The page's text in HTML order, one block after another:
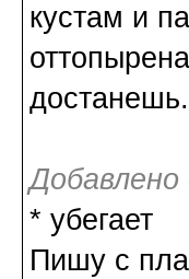
кустам и
* убегает
Пишу с